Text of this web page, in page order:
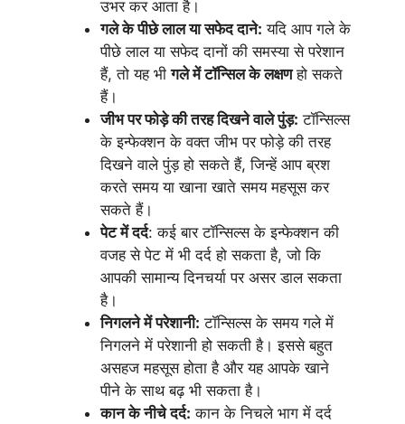
उभर कर आता है।
गले के पीछे लाल या सफेद दाने: यदि आप गले के
पीछे लाल या सफेद दानों की समस्या से परेशान
हैं, तो यह भीगले में टॉन्सिल के लक्षणहो सकते
हैं।
जीभ पर फोड़े की तरह दिखने वाले पुंड़: टॉन्सिल्स
के इन्फेक्शन के वक्त जीभ पर फोड़े की तरह
दिखने वाले पुंड़ हो सकते हैं, जिन्हें आप ब्रश
करते समय या खाना खाते समय महसूस कर
सकते हैं।
पेट में दर्द: कई बार टॉन्सिल्स के इन्फेक्शन की
वजह से पेट में भी दर्द हो सकता है, जो कि
आपकी सामान्य दिनचर्या पर असर डाल सकता
है।
निगलने में परेशानी: टॉन्सिल्स के समय गले में
निगलने में परेशानी हो सकती है। इससे बहुत
असहज महसूस होता है और यह आपके खाने
पीने के साथ बढ़ भी सकता है।
कान के नीचे दर्द: कान के निचले भाग में दर्द